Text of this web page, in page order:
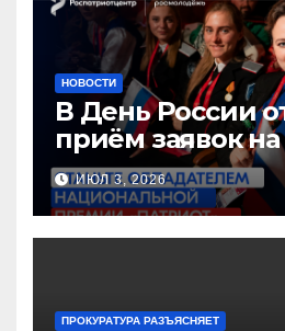
НОВОСТИ
В День России
приём заявок на
Национальную
«Патриот»
ИЮЛ 3, 2026
ПРОКУРАТУРА РАЗЪЯСНЯЕТ